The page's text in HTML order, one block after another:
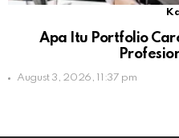
Apa Itu Portfolio
August 3, 2026, 11:37 pm